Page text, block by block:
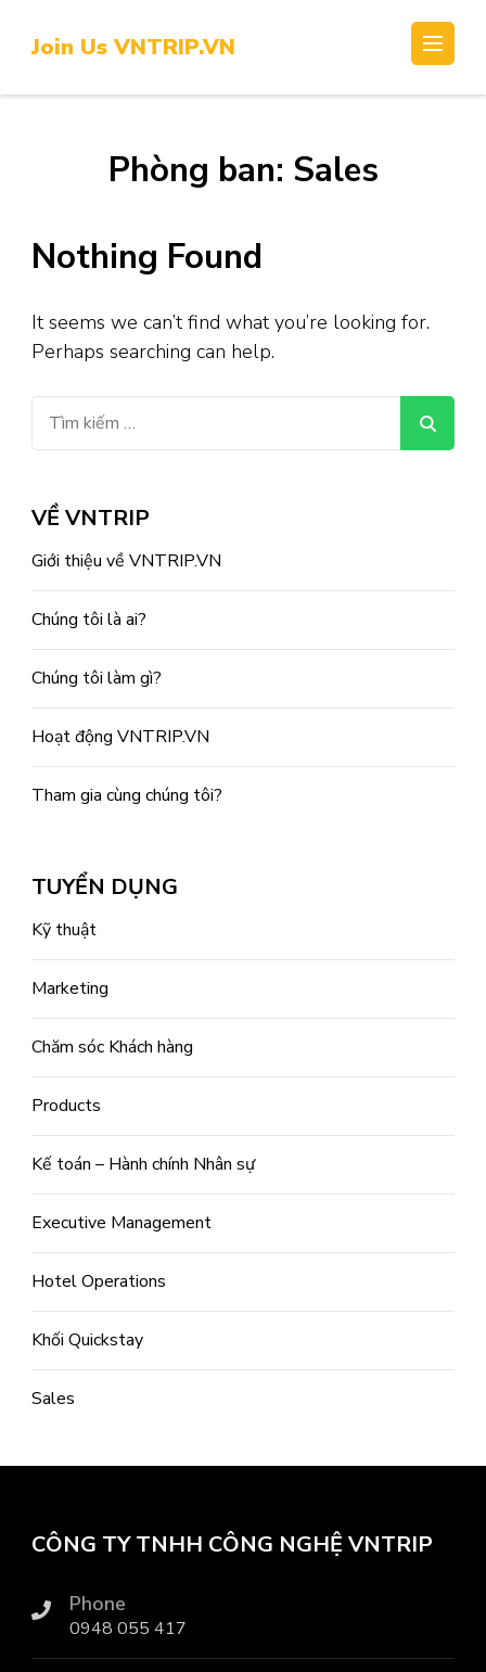
(Press
Join Us VNTRIP.VN
Phòng ban: Sales
Nothing Found
It seems we can’t find what you’re looking for.
Perhaps searching can help.
Tìm
VỀ VNTRIP
Giới thiệu về VNTRIP.VN
Chúng tôi là ai?
Chúng tôi làm gì?
Hoạt động VNTRIP.VN
Tham gia cùng chúng tôi?
TUYỂN DỤNG
Kỹ thuật
Marketing
Chăm sóc Khách hàng
Products
Kế toán – Hành chính Nhân sự
Executive Management
Hotel Operations
Khối Quickstay
Sales
CÔNG TY TNHH CÔNG NGHỆ VNTRIP
Phone
0948 055 417